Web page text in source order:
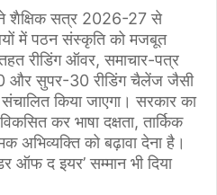
ने शैक्षिक सत्र 2026-27 से
में पठन संस्कृति को मजबूत
रीडिंग ऑवर, समाचार-पत्र
और सुपर-30 रीडिंग चैलेंज जैसी
किया जाएगा। सरकार का
कर भाषा दक्षता, तार्किक
अभिव्यक्ति को बढ़ावा देना है।
ऑफ द इयर’ सम्मान भी दिया